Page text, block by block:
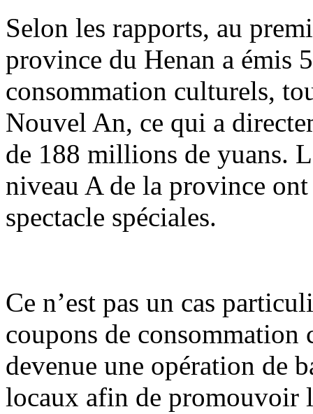
Selon les rapports, au
province du Henan a émis
consommation culturels,
Nouvel An, ce qui a
de 188 millions de yuans.
niveau A de la province
spectacle spéciales.
Ce n’est pas un cas
coupons de
devenue une opération de
locaux afin de promouvoir